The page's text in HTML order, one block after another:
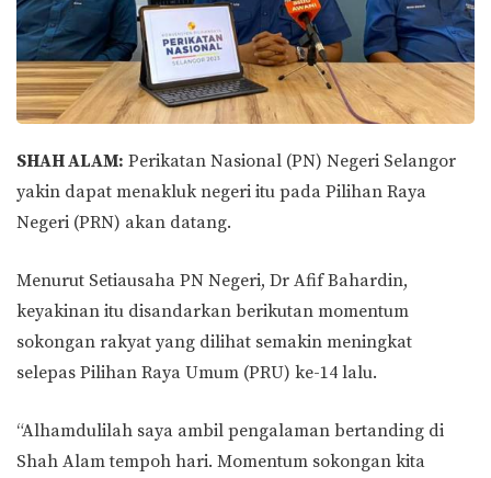
SHAH ALAM: Perikatan Nasional (PN) Negeri Selangor
yakin dapat menakluk negeri itu pada Pilihan Raya
Negeri (PRN) akan datang.
Menurut Setiausaha PN Negeri, Dr Afif Bahardin,
keyakinan itu disandarkan berikutan momentum
sokongan rakyat yang dilihat semakin meningkat
selepas Pilihan Raya Umum (PRU) ke-14 lalu.
“Alhamdulilah saya ambil pengalaman bertanding di
Shah Alam tempoh hari. Momentum sokongan kita